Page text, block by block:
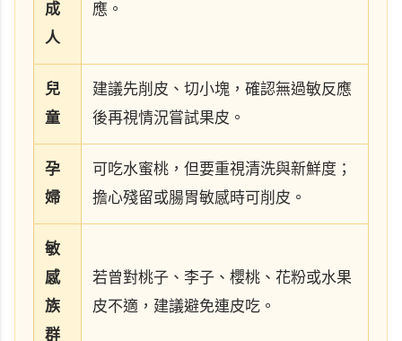
成
人
應。
兒
童
建議先削皮、切小塊，確認無過敏反應
後再視情況嘗試果皮。
孕
婦
可吃水蜜桃，但要重視清洗與新鮮度；
擔心殘留或腸胃敏感時可削皮。
敏
感
族
群
若曾對桃子、李子、櫻桃、花粉或水果
皮不適，建議避免連皮吃。